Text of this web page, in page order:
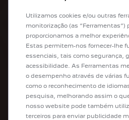
Citadinos
SUV
Berlinas
Carrinhas / SW
Transp. Passageiros
Comerciais
Veículos de empresa
LINKS ÚTEIS
Utilizamos cookies e/ou outras
monitorização (as “Ferramentas”)
proporcionamos a melhor
Estas permitem-nos fornecer-lhe
essenciais, tais como segurança,
acessibilidade. As Ferramentas
o desempenho através de várias
como o reconhecimento de
pesquisa, melhorando assim o
nosso website pode também
terceiros para enviar publicidade